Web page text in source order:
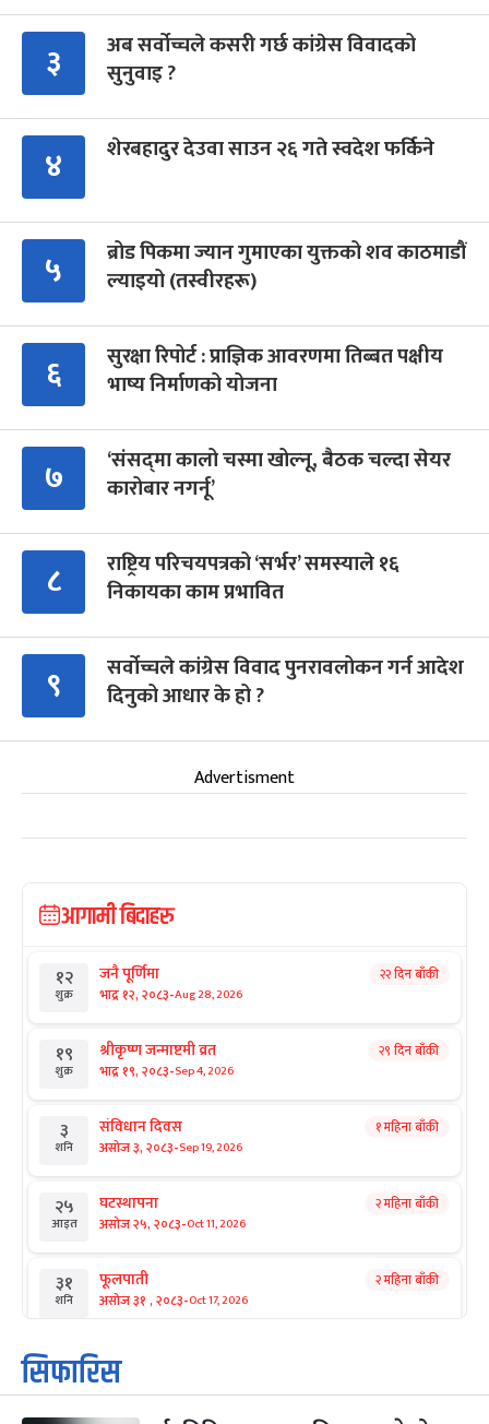
३
अब सर्वोच्चले कसरी गर्छ कांग्रेस विवादको
सुनुवाइ ?
४ शेरबहादुर देउवा साउन २६ गते स्वदेश फर्किने
५
ब्रोड पिकमा ज्यान गुमाएका युक्तको शव काठमाडौं
ल्याइयो (तस्वीरहरू)
६
सुरक्षा रिपोर्ट : प्राज्ञिक आवरणमा तिब्बत पक्षीय
भाष्य निर्माणको योजना
७
‘संसद्‍मा कालो चस्मा खोल्नू, बैठक चल्दा सेयर
कारोबार नगर्नू’
८
राष्ट्रिय परिचयपत्रको ‘सर्भर’ समस्याले १६
निकायका काम प्रभावित
९
सर्वोच्चले कांग्रेस विवाद पुनरावलोकन गर्न आदेश
दिनुको आधार के हो ?
Advertisment
आगामी बिदाहरु
१२
शुक्र
जनै पूर्णिमा
भाद्र १२, २०८३-Aug 28, 2026
२२ दिन बाँकी
१९
शुक्र
श्रीकृष्ण जन्माष्टमी व्रत
भाद्र १९, २०८३-Sep 4, 2026
२९ दिन बाँकी
३
शनि
संविधान दिवस
असोज ३, २०८३-Sep 19, 2026
१ महिना बाँकी
२५
आइत
घटस्थापना
असोज २५, २०८३-Oct 11, 2026
२ महिना बाँकी
३१
शनि
फूलपाती
असोज ३१ , २०८३-Oct 17, 2026
२ महिना बाँकी
१
आइत
कार्तिक सङ्क्रान्ति
कार्तिक १, २०८३
सिफारिस